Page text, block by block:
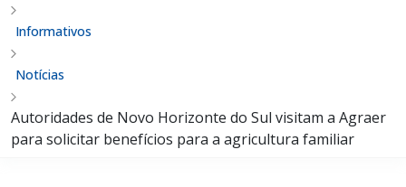
Informativos
Notícias
Autoridades de Novo Horizonte do Sul visitam a Agraer
para solicitar benefícios para a agricultura familiar